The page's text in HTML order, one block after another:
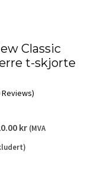
Classic
t-skjorte
Reviews)
kr (MVA